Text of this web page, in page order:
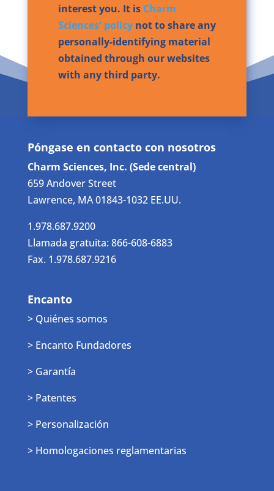
interest you. It is Charm
Sciences' policynot to share any
personally-identifying material
obtained through our websites
with any third party.
Póngase en contacto con nosotros
Charm Sciences, Inc. (Sede central)
659 Andover Street
Lawrence, MA 01843-1032 EE.UU.
1.978.687.9200
Llamada gratuita: 866-608-6883
Fax. 1.978.687.9216
Encanto
> Quiénes somos
> Encanto Fundadores
> Garantía
> Patentes
> Personalización
> Homologaciones reglamentarias